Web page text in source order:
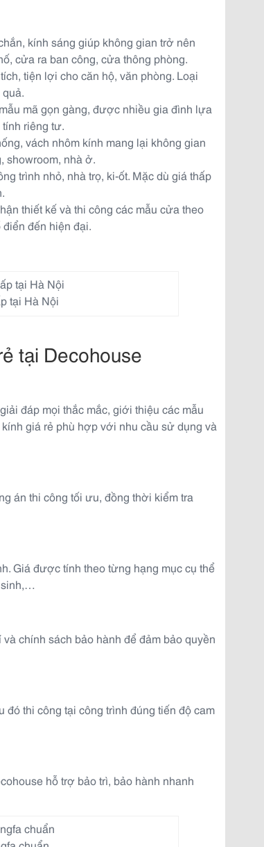
kính sáng giúp không gian trở nên
cửa ra ban công, cửa thông phòng.
tiện lợi cho căn hộ, văn phòng. Loại
mã gọn gàng, được nhiều gia đình lựa
riêng tư.
vách nhôm kính mang lại không gian
showroom, nhà ở.
trình nhỏ, nhà trọ, ki-ốt. Mặc dù giá thấp
thiết kế và thi công các mẫu cửa theo
đến hiện đại.
tại Hà Nội
tại Decohouse
đáp mọi thắc mắc, giới thiệu các mẫu
giá rẻ phù hợp với nhu cầu sử dụng và
án thi công tối ưu, đồng thời kiểm tra
Giá được tính theo từng hạng mục cụ thể
sinh,…
chính sách bảo hành để đảm bảo quyền
thi công tại công trình đúng tiến độ cam
hỗ trợ bảo trì, bảo hành nhanh